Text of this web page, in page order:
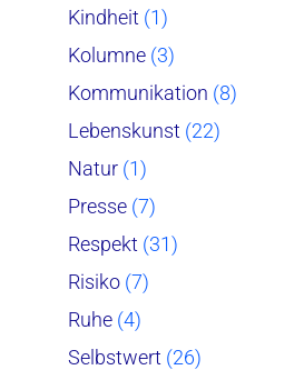
Kindheit (1)
Kolumne (3)
Kommunikation (8)
Lebenskunst (22)
Natur (1)
Presse (7)
Respekt (31)
Risiko (7)
Ruhe (4)
Selbstwert (26)